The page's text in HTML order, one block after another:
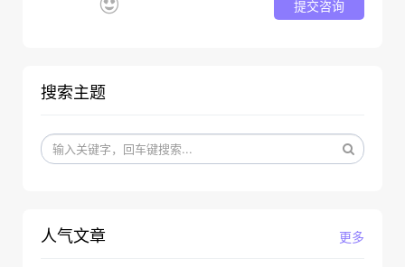
提交咨询
搜索主题
更多
人气文章